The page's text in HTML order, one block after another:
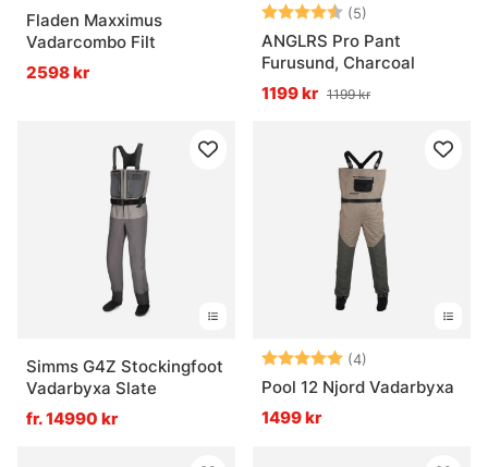
Fladen Maxximus
Vadarcombo Filt
2598 kr
Betyg: (5)
ANGLRS Pro Pant
Furusund, Charcoal
1199 kr 1199 kr
Simms G4Z Stockingfoot
Vadarbyxa Slate
fr. 14990 kr
Betyg: (4)
Pool 12 Njord Vadarbyxa
1499 kr